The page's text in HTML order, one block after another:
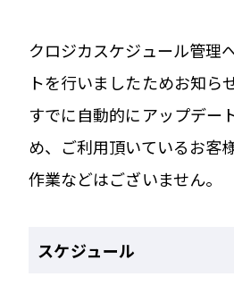
クロジカスケジュール管理
トを行いましたためお知ら
すでに自動的にアップデー
め、ご利用頂いているお客
作業などはございません。
スケジュール